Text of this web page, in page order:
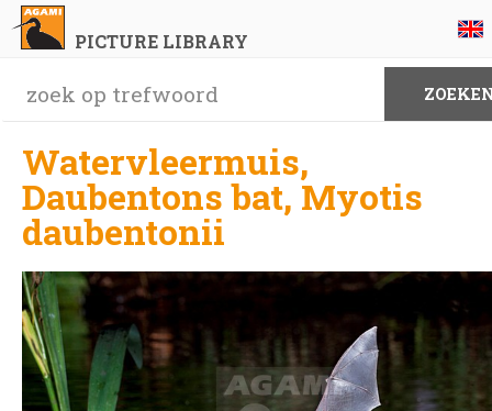
PICTURE LIBRARY
Watervleermuis,
Daubentons bat, Myotis
daubentonii